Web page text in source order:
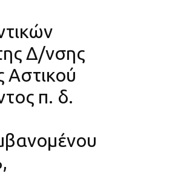
Δ/νσης
Αστικού
π. δ.